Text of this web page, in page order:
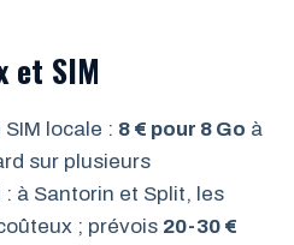
et SIM
locale : 8 € pour 8 Go à
sur plusieurs
à Santorin et Split, les
; prévois 20-30 €